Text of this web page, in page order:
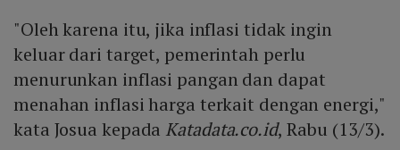
"Oleh karena itu, jika inflasi tidak ingin
keluar dari target, pemerintah perlu
menurunkan inflasi pangan dan dapat
menahan inflasi harga terkait dengan energi,"
kata Josua kepada Katadata.co.id, Rabu (13/3).